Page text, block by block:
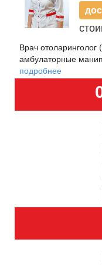
Врач
амбулаторные
подробнее